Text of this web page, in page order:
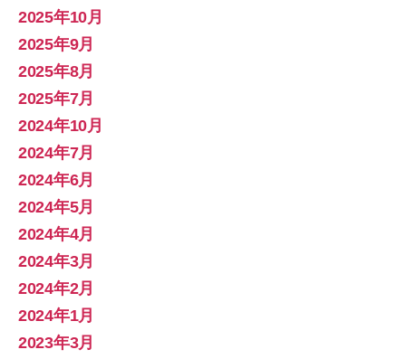
2025年10月
2025年9月
2025年8月
2025年7月
2024年10月
2024年7月
2024年6月
2024年5月
2024年4月
2024年3月
2024年2月
2024年1月
2023年3月